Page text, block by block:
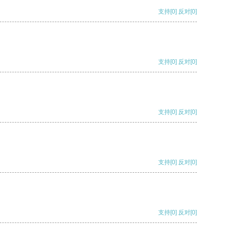
支持[0] 反对[0]
支持[0] 反对[0]
支持[0] 反对[0]
支持[0] 反对[0]
支持[0] 反对[0]